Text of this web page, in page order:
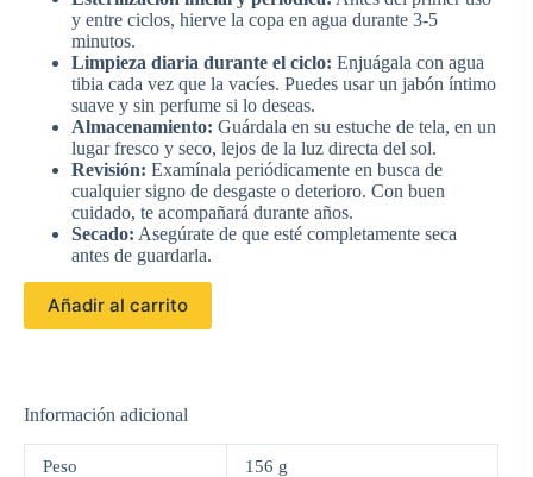
y entre ciclos, hierve la copa en agua durante 3-5
minutos.
Limpieza diaria durante el ciclo: Enjuágala con agua
tibia cada vez que la vacíes. Puedes usar un jabón íntimo
suave y sin perfume si lo deseas.
Almacenamiento: Guárdala en su estuche de tela, en un
lugar fresco y seco, lejos de la luz directa del sol.
Revisión: Examínala periódicamente en busca de
cualquier signo de desgaste o deterioro. Con buen
cuidado, te acompañará durante años.
Secado: Asegúrate de que esté completamente seca
antes de guardarla.
Añadir al carrito
Información adicional
Peso 156 g